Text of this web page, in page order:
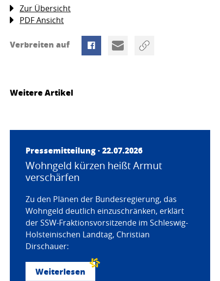
Zur Übersicht
PDF Ansicht
Verbreiten auf
Weitere Artikel
Pressemitteilung · 22.07.2026
Wohngeld kürzen heißt Armut
verschärfen
Zu den Plänen der Bundesregierung, das
Wohngeld deutlich einzuschränken, erklärt
der SSW-Fraktionsvorsitzende im Schleswig-
Holsteinischen Landtag, Christian
Dirschauer:
Weiterlesen